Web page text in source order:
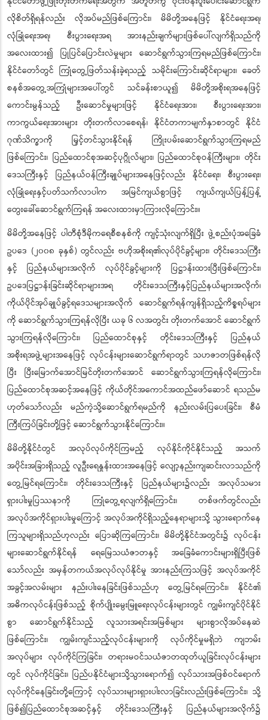
လိုစိတ်ရှိရန်လည်း လိုအပ်မည်ဖြစ်ကြောင်း၊ မိမိတို့အနေဖြင့် နိုင်ငံရေးအရ၊
လုံခြုံရေးအရ၊ စီးပွားရေးအရ အားနည်းချက်များဖြစ်ပေါ်လျက်ရှိသည်ကို
အလေးထား၍ ပြုပြင်ပြောင်းလဲမှုများ ဆောင်ရွက်သွားကြရမည်ဖြစ်ကြောင်း၊
နိုင်ငံတော်တွင် ကြုံတွေ့ဖြတ်သန်းခဲ့ရသည့် သမိုင်းကြောင်းဆိုင်ရာများ၊ ခေတ်
စနစ်အတွေ့အကြုံများအပေါ်တွင် သင်ခန်းစာယူ၍ မိမိတို့အစိုးရအနေဖြင့်
ကောင်းမွန်သည့် ဦးဆောင်မှုများဖြင့် နိုင်ငံရေးအား၊ စီးပွားရေးအား၊
ကာကွယ်ရေးအားများ တိုးတက်လာစေရန်၊ နိုင်ငံတကာမျက်နှာစာတွင် နိုင်ငံ
ဂုဏ်သိက္ခာကို မြှင့်တင်သွားနိုင်ရန် ကြိုးပမ်းဆောင်ရွက်သွားကြရမည်
ဖြစ်ကြောင်း၊ ပြည်ထောင်စုအဆင့်ပုဂ္ဂိုလ်များ၊ ပြည်ထောင်စုဝန်ကြီးများ၊ တိုင်း
ဒေသကြီးနှင့် ပြည်နယ်ဝန်ကြီးချုပ်များအနေဖြင့်လည်း နိုင်ငံရေး၊ စီးပွားရေး၊
လုံခြုံရေးနှင့်ပတ်သက်လာပါက အမြင်ကျယ်စွာဖြင့် ကျယ်ကျယ်ပြန့်ပြန့်
တွေးခေါ်ဆောင်ရွက်ကြရန် အလေးထားမှာကြားလိုကြောင်း။
မိမိတို့အနေဖြင့် ပါတီစုံဒီမိုကရေစီစနစ်ကို ကျင့်သုံးလျက်ရှိပြီး ဖွဲ့စည်းပုံအခြေခံ
ဥပဒေ (၂၀၀၈ ခုနှစ်) တွင်လည်း ဗဟိုအစိုးရ၏လုပ်ပိုင်ခွင့်များ၊ တိုင်းဒေသကြီး
နှင့် ပြည်နယ်များအလိုက် လုပ်ပိုင်ခွင့်များကို ပြဋ္ဌာန်းထားပြီးဖြစ်ကြောင်း၊
ဥပဒေပြဋ္ဌာန်းခြင်းဆိုင်ရာများအရ တိုင်းဒေသကြီးနှင့်ပြည်နယ်များအလိုက်၊
ကိုယ်ပိုင်အုပ်ချုပ်ခွင့်ရဒေသများအလိုက် ဆောင်ရွက်ရန်ကျန်ရှိသည့်ကိစ္စရပ်များ
ကို ဆောင်ရွက်သွားကြရန်လိုပြီး ယခု ၆ လအတွင်း တိုးတက်အောင် ဆောင်ရွက်
သွားကြရန်လိုကြောင်း၊ ပြည်ထောင်စုနှင့် တိုင်းဒေသကြီးနှင့် ပြည်နယ်
အစိုးရအဖွဲ့များအနေဖြင့် လုပ်ငန်းများဆောင်ရွက်ရာတွင် သဟဇာတဖြစ်ရန်လို
ပြီး ပြီးမြောက်အောင်မြင်တိုးတက်အောင် ဆောင်ရွက်သွားကြရန်လိုကြောင်း၊
ပြည်ထောင်စုအဆင့်အနေဖြင့် ကိုယ်တိုင်အကောင်အထည်ဖော်ဆောင် ရသည်မ
ဟုတ်သော်လည်း မည်ကဲ့သို့ဆောင်ရွက်ရမည်ကို နည်းလမ်းပြပေးခြင်း၊ စီမံ
ကြီးကြပ်ခြင်းတို့ဖြင့် ဆောင်ရွက်သွားနိုင်ကြောင်း။
မိမိတို့နိုင်ငံတွင် အလုပ်လုပ်ကိုင်ကြမည့် လုပ်နိုင်ကိုင်နိုင်သည့် အသက်
အပိုင်းအခြားရှိသည့် လူဦးရေနှုန်းထားအနေဖြင့် လျော့နည်းကျဆင်းလာသည်ကို
တွေ့မြင်ရကြောင်း၊ တိုင်းဒေသကြီးနှင့် ပြည်နယ်များ၌လည်း အလုပ်သမား
ရှားပါးမှုပြဿနာကို ကြုံတွေ့ရလျက်ရှိကြောင်း၊ တစ်ဖက်တွင်လည်း
အလုပ်အကိုင်ရှားပါးမှုကြောင့် အလုပ်အကိုင်ရှိသည့်နေရာများသို့ သွားရောက်နေ
ကြသူများရှိသည်ဟုလည်း ပြောဆိုကြကြောင်း၊ မိမိတို့နိုင်ငံအတွင်း၌ လုပ်ငန်း
များဆောင်ရွက်နိုင်ရန် ရေမြေသယံဇာတနှင့် အခြေခံကောင်းများရှိပြီးဖြစ်
သော်လည်း အမှန်တကယ်အလုပ်လုပ်နိုင်မှု အားနည်းကြသဖြင့် အလုပ်အကိုင်
အခွင့်အလမ်းများ နည်းပါးနေခြင်းဖြစ်သည်ဟု တွေ့မြင်ရကြောင်း၊ နိုင်ငံ၏
အဓိကလုပ်ငန်းဖြစ်သည့် စိုက်ပျိုးမွေးမြူရေးလုပ်ငန်းများတွင် ကျွမ်းကျင်ပိုင်နိုင်
စွာ ဆောင်ရွက်နိုင်သည့် လူသားအရင်းအမြစ်များ များစွာလိုအပ်နေဆဲ
ဖြစ်ကြောင်း၊ ကျွမ်းကျင်သည့်လုပ်ငန်းများကို လုပ်ကိုင်မှုမရှိဘဲ ကျဘမ်း
အလုပ်များ လုပ်ကိုင်ကြခြင်း၊ တရားမဝင်သယံဇာတထုတ်ယူခြင်းလုပ်ငန်းများ
တွင် လုပ်ကိုင်ခြင်း၊ ပြည်ပနိုင်ငံများသို့သွားရောက်၍ လုပ်သားအဖြစ်ဝင်ရောက်
လုပ်ကိုင်နေခြင်းတို့ကြောင့် လုပ်သားများရှားပါးလာခြင်းလည်းဖြစ်ကြောင်း၊ သို့
ဖြစ်၍ပြည်ထောင်စုအဆင့်နှင့် တိုင်းဒေသကြီးနှင့် ပြည်နယ်များအလိုက်၌